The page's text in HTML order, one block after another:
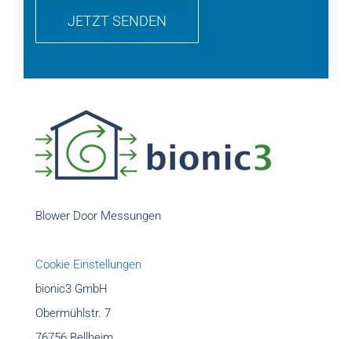
Blower Door Messungen
Cookie Einstellungen
bionic3 GmbH
Obermühlstr. 7